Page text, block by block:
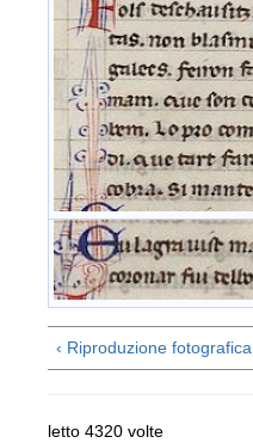
‹ Riproduzione fotografica
letto 4320 volte